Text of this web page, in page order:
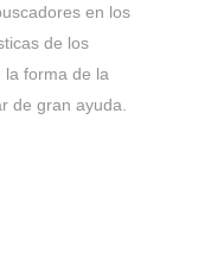
en los
de los
la forma de la
de gran ayuda.